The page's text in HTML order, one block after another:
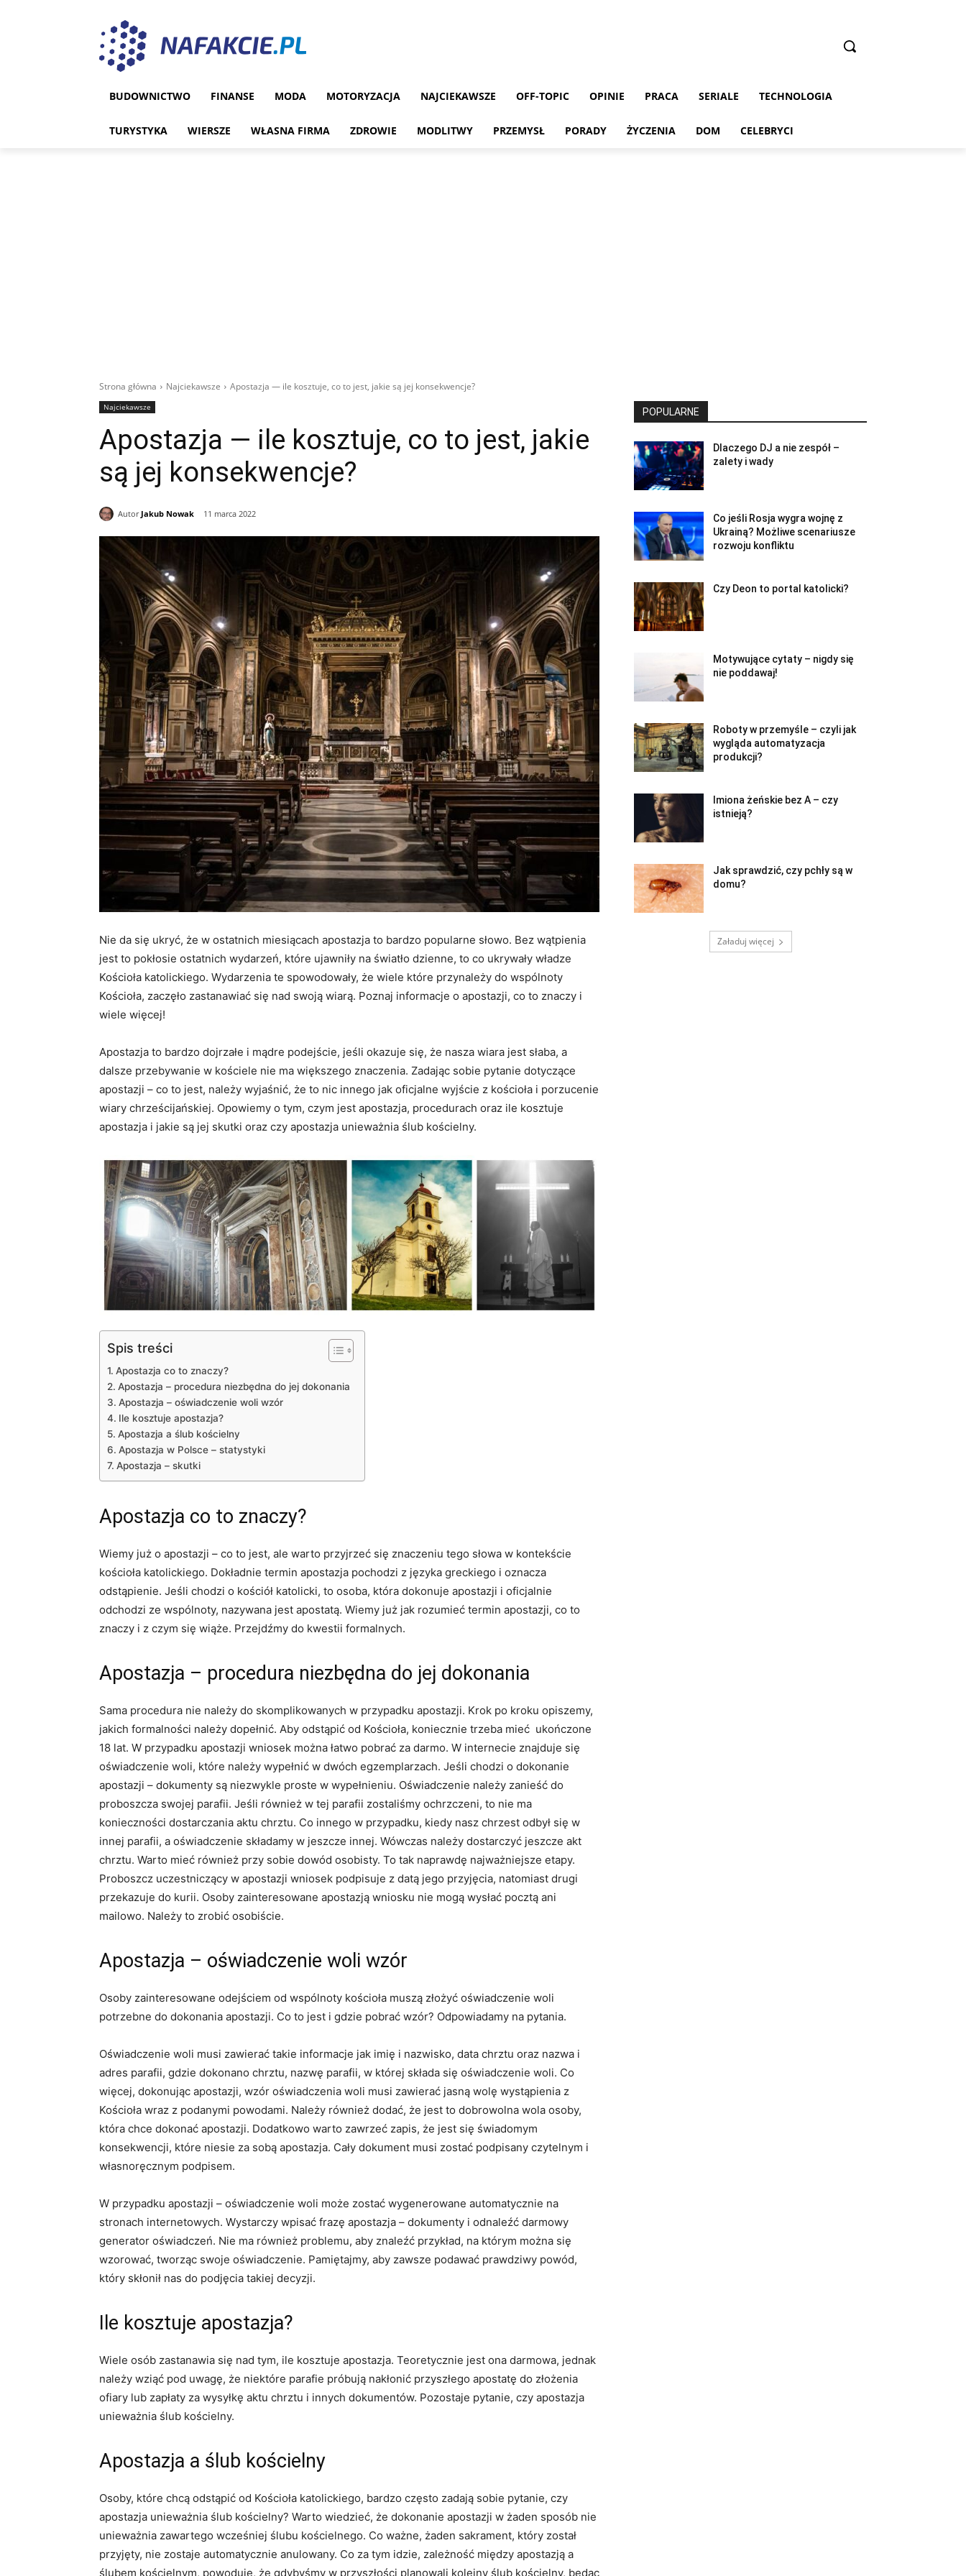
BUDOWNICTWO FINANSE MODA MOTORYZACJA NAJCIEKAWSZE OFF-TOPIC OPINIE PRACA SERIALE TECHNOLOGIA
TURYSTYKA WIERSZE WŁASNA FIRMA ZDROWIE MODLITWY PRZEMYSŁ PORADY ŻYCZENIA DOM CELEBRYCI
Strona główna Najciekawsze Apostazja — ile kosztuje, co to jest, jakie są jej konsekwencje?
Najciekawsze
Apostazja — ile kosztuje, co to jest, jakie
są jej konsekwencje?
Autor Jakub Nowak 11 marca 2022
Nie da się ukryć, że w ostatnich miesiącach apostazja to bardzo popularne słowo. Bez wątpienia
jest to pokłosie ostatnich wydarzeń, które ujawniły na światło dzienne, to co ukrywały władze
Kościoła katolickiego. Wydarzenia te spowodowały, że wiele które przynależy do wspólnoty
Kościoła, zaczęło zastanawiać się nad swoją wiarą. Poznaj informacje o apostazji, co to znaczy i
wiele więcej!
Apostazja to bardzo dojrzałe i mądre podejście, jeśli okazuje się, że nasza wiara jest słaba, a
dalsze przebywanie w kościele nie ma większego znaczenia. Zadając sobie pytanie dotyczące
apostazji – co to jest, należy wyjaśnić, że to nic innego jak oficjalne wyjście z kościoła i porzucenie
wiary chrześcijańskiej. Opowiemy o tym, czym jest apostazja, procedurach oraz ile kosztuje
apostazja i jakie są jej skutki oraz czy apostazja unieważnia ślub kościelny.
Spis treści
Apostazja co to znaczy?
Apostazja – procedura niezbędna do jej dokonania
Apostazja – oświadczenie woli wzór
Ile kosztuje apostazja?
Apostazja a ślub kościelny
Apostazja w Polsce – statystyki
Apostazja – skutki
Apostazja co to znaczy?
Wiemy już o apostazji – co to jest, ale warto przyjrzeć się znaczeniu tego słowa w kontekście
kościoła katolickiego. Dokładnie termin apostazja pochodzi z języka greckiego i oznacza
odstąpienie. Jeśli chodzi o kościół katolicki, to osoba, która dokonuje apostazji i oficjalnie
odchodzi ze wspólnoty, nazywana jest apostatą. Wiemy już jak rozumieć termin apostazji, co to
znaczy i z czym się wiąże. Przejdźmy do kwestii formalnych.
Apostazja – procedura niezbędna do jej dokonania
Sama procedura nie należy do skomplikowanych w przypadku apostazji. Krok po kroku opiszemy,
jakich formalności należy dopełnić. Aby odstąpić od Kościoła, koniecznie trzeba mieć ukończone
18 lat. W przypadku apostazji wniosek można łatwo pobrać za darmo. W internecie znajduje się
oświadczenie woli, które należy wypełnić w dwóch egzemplarzach. Jeśli chodzi o dokonanie
apostazji – dokumenty są niezwykle proste w wypełnieniu. Oświadczenie należy zanieść do
proboszcza swojej parafii. Jeśli również w tej parafii zostaliśmy ochrzczeni, to nie ma
konieczności dostarczania aktu chrztu. Co innego w przypadku, kiedy nasz chrzest odbył się w
innej parafii, a oświadczenie składamy w jeszcze innej. Wówczas należy dostarczyć jeszcze akt
chrztu. Warto mieć również przy sobie dowód osobisty. To tak naprawdę najważniejsze etapy.
Proboszcz uczestniczący w apostazji wniosek podpisuje z datą jego przyjęcia, natomiast drugi
przekazuje do kurii. Osoby zainteresowane apostazją wniosku nie mogą wysłać pocztą ani
mailowo. Należy to zrobić osobiście.
Apostazja – oświadczenie woli wzór
Osoby zainteresowane odejściem od wspólnoty kościoła muszą złożyć oświadczenie woli
potrzebne do dokonania apostazji. Co to jest i gdzie pobrać wzór? Odpowiadamy na pytania.
Oświadczenie woli musi zawierać takie informacje jak imię i nazwisko, data chrztu oraz nazwa i
adres parafii, gdzie dokonano chrztu, nazwę parafii, w której składa się oświadczenie woli. Co
więcej, dokonując apostazji, wzór oświadczenia woli musi zawierać jasną wolę wystąpienia z
Kościoła wraz z podanymi powodami. Należy również dodać, że jest to dobrowolna wola osoby,
która chce dokonać apostazji. Dodatkowo warto zawrzeć zapis, że jest się świadomym
konsekwencji, które niesie za sobą apostazja. Cały dokument musi zostać podpisany czytelnym i
własnoręcznym podpisem.
W przypadku apostazji – oświadczenie woli może zostać wygenerowane automatycznie na
stronach internetowych. Wystarczy wpisać frazę apostazja – dokumenty i odnaleźć darmowy
generator oświadczeń. Nie ma również problemu, aby znaleźć przykład, na którym można się
wzorować, tworząc swoje oświadczenie. Pamiętajmy, aby zawsze podawać prawdziwy powód,
który skłonił nas do podjęcia takiej decyzji.
Ile kosztuje apostazja?
Wiele osób zastanawia się nad tym, ile kosztuje apostazja. Teoretycznie jest ona darmowa, jednak
należy wziąć pod uwagę, że niektóre parafie próbują nakłonić przyszłego apostatę do złożenia
ofiary lub zapłaty za wysyłkę aktu chrztu i innych dokumentów. Pozostaje pytanie, czy apostazja
unieważnia ślub kościelny.
Apostazja a ślub kościelny
Osoby, które chcą odstąpić od Kościoła katolickiego, bardzo często zadają sobie pytanie, czy
apostazja unieważnia ślub kościelny? Warto wiedzieć, że dokonanie apostazji w żaden sposób nie
unieważnia zawartego wcześniej ślubu kościelnego. Co ważne, żaden sakrament, który został
przyjęty, nie zostaje automatycznie anulowany. Co za tym idzie, zależność między apostazją a
ślubem kościelnym, powoduje, że gdybyśmy w przyszłości planowali kolejny ślub kościelny, będąc
POPULARNE
Dlaczego DJ a nie zespół –
zalety i wady
Co jeśli Rosja wygra wojnę z
Ukrainą? Możliwe scenariusze
rozwoju konfliktu
Czy Deon to portal katolicki?
Motywujące cytaty – nigdy się
nie poddawaj!
Roboty w przemyśle – czyli jak
wygląda automatyzacja
produkcji?
Imiona żeńskie bez A – czy
istnieją?
Jak sprawdzić, czy pchły są w
domu?
Załaduj więcej